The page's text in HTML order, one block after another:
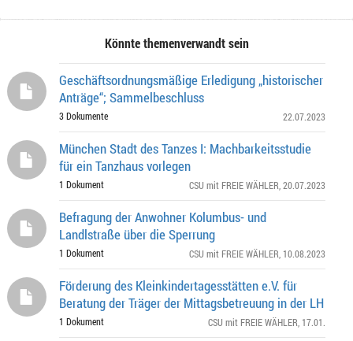
Könnte themenverwandt sein
Geschäftsordnungsmäßige Erledigung „historischer
Anträge“; Sammelbeschluss
3 Dokumente 22.07.2023
München Stadt des Tanzes I: Machbarkeitsstudie
für ein Tanzhaus vorlegen
1 Dokument CSU mit FREIE WÄHLER , 20.07.2023
Befragung der Anwohner Kolumbus- und
Landlstraße über die Sperrung
1 Dokument CSU mit FREIE WÄHLER , 10.08.2023
Förderung des Kleinkindertagesstätten e.V. für
Beratung der Träger der Mittagsbetreuung in der LH
1 Dokument CSU mit FREIE WÄHLER , 17.01.